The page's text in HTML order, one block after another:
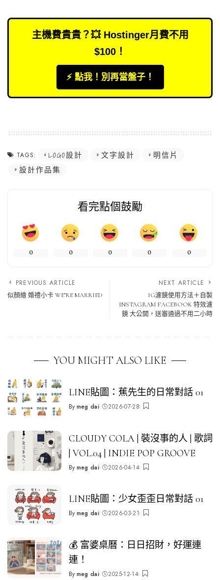
主機費貴貴？💥 Hostinger月費不用
$100！
⚡️ 點我！別再當盤子！
TAGS: LOGO設計 文字設計
明信片
設計作品集
看完點個鼓勵
0 0 0 0 0
PREVIOUS ARTICLE
似顏繪 婚禮小卡 WE’RE MARRIED
NEXT ARTICLE
IG濾鏡使用方法＋自製
INSTAGRAM FACEBOOK 特效濾
鏡 大公開，送審通過不用二小時
YOU MIGHT ALSO LIKE
LINE貼圖：蕉先生的日常對話 01
Posted
By meg dai 2026-07-28
CLOUDY COLA | 裝沒事的人 | 歌詞
| VOL.04 | INDIE POP GROOVE
Posted
By meg dai 2026-04-14
LINE貼圖：少女歪歪日常對話 01
Posted
By meg dai 2026-03-21
💰 富婆桌曆：日日招財，好運連
連！
By meg dai 2025-12-14